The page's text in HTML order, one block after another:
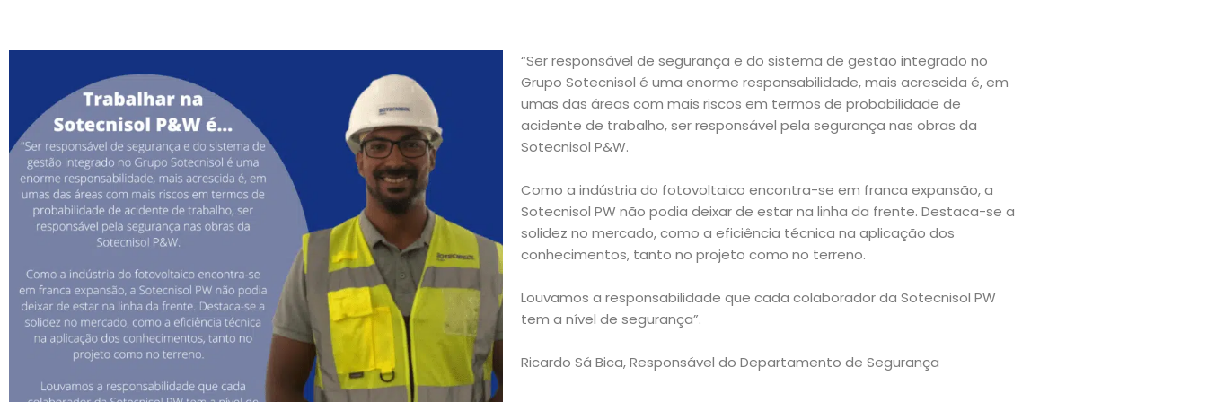
“Ser responsável de segurança e do sistema de gestão integrado no
Grupo Sotecnisol é uma enorme responsabilidade, mais acrescida é, em
umas das áreas com mais riscos em termos de probabilidade de
acidente de trabalho, ser responsável pela segurança nas obras da
Sotecnisol P&W.
Como a indústria do fotovoltaico encontra-se em franca expansão, a
Sotecnisol PW não podia deixar de estar na linha da frente. Destaca-se a
solidez no mercado, como a eficiência técnica na aplicação dos
conhecimentos, tanto no projeto como no terreno.
Louvamos a responsabilidade que cada colaborador da Sotecnisol PW
tem a nível de segurança”.
Ricardo Sá Bica, Responsável do Departamento de Segurança